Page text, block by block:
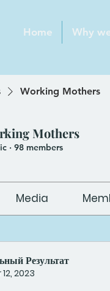
Home Why
Working Mothers
Mothers
· 98 members
Media
Результат
2023